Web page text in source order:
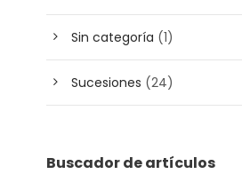
Sin categoría (1)
Sucesiones (24)
Buscador de artículos